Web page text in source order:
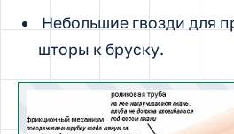
Небольшие гвозди для
шторы к бруску.